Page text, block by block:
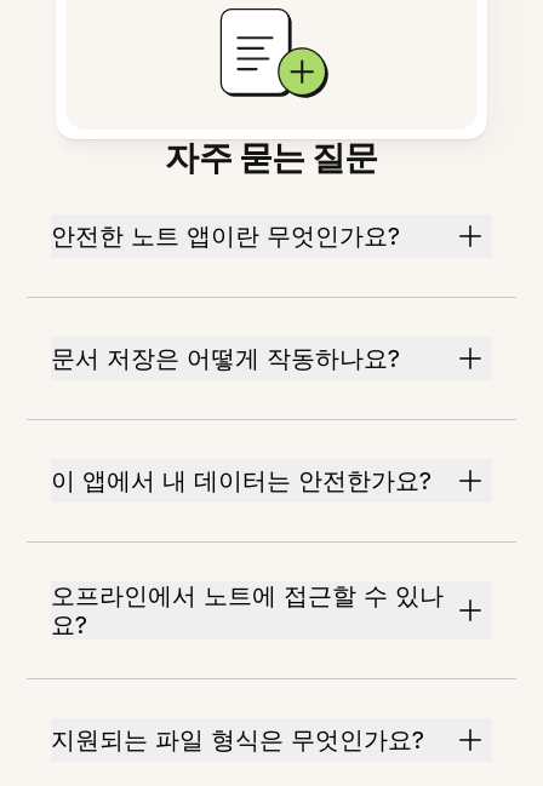
자주 묻는 질문
안전한 노트 앱이란 무엇인가요?
문서 저장은 어떻게 작동하나요?
이 앱에서 내 데이터는 안전한가요?
오프라인에서 노트에 접근할 수 있나
요?
지원되는 파일 형식은 무엇인가요?